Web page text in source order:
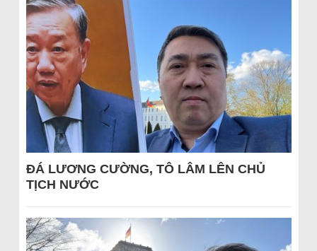
ĐÁ LƯƠNG CƯỜNG, TÔ LÂM LÊN CHỦ
TỊCH NƯỚC